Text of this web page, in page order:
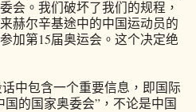
会。我们破坏了我们的规程，
赫尔辛基途中的中国运动员的
加第15届奥运会。这个决定绝
中包含一个重要信息，即国际
的国家奥委会”，不论是中国